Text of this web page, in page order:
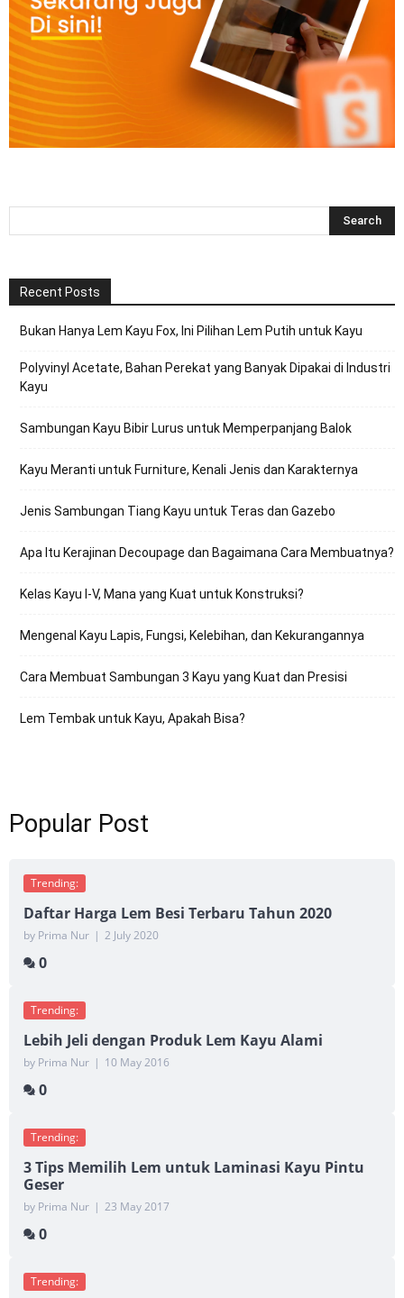
Recent Posts
Bukan Hanya Lem Kayu Fox, Ini Pilihan Lem Putih untuk Kayu
Polyvinyl Acetate, Bahan Perekat yang Banyak Dipakai di Industri
Kayu
Sambungan Kayu Bibir Lurus untuk Memperpanjang Balok
Kayu Meranti untuk Furniture, Kenali Jenis dan Karakternya
Jenis Sambungan Tiang Kayu untuk Teras dan Gazebo
Apa Itu Kerajinan Decoupage dan Bagaimana Cara Membuatnya?
Kelas Kayu I-V, Mana yang Kuat untuk Konstruksi?
Mengenal Kayu Lapis, Fungsi, Kelebihan, dan Kekurangannya
Cara Membuat Sambungan 3 Kayu yang Kuat dan Presisi
Lem Tembak untuk Kayu, Apakah Bisa?
Popular Post
Trending:
Daftar Harga Lem Besi Terbaru Tahun 2020
by Prima Nur | 2 July 2020
0
Trending:
Lebih Jeli dengan Produk Lem Kayu Alami
by Prima Nur | 10 May 2016
0
Trending:
3 Tips Memilih Lem untuk Laminasi Kayu Pintu
Geser
by Prima Nur | 23 May 2017
0
Trending: